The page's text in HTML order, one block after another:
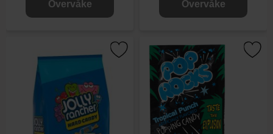
Overvåke Overvåke